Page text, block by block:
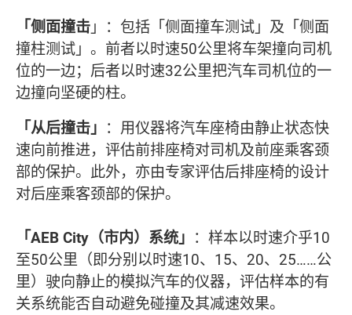
「侧面撞击」：包括「侧面撞车测试」及「侧面
撞柱测试」。前者以时速50公里将车架撞向司机
位的一边；后者以时速32公里把汽车司机位的一
边撞向坚硬的柱。
「从后撞击」 ：用仪器将汽车座椅由静止状态快
速向前推进，评估前排座椅对司机及前座乘客颈
部的保护。此外，亦由专家评估后排座椅的设计
对后座乘客颈部的保护。
「AEB City（市内）系统」 ：样本以时速介乎10
至50公里（即分别以时速10、15、20、25……公
里）驶向静止的模拟汽车的仪器，评估样本的有
关系统能否自动避免碰撞及其减速效果。